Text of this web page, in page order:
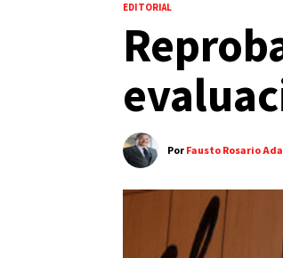
EDITORIAL
PorFausto Rosario